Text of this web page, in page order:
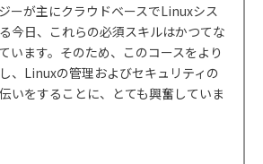
ーが主にクラウドベースでLinuxシス
今日、これらの必須スキルはかつてな
います。そのため、このコースをより
、Linuxの管理およびセキュリティの
いをすることに、とても興奮していま